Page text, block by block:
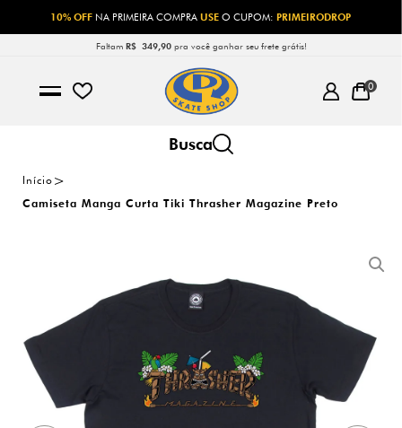
10% OFF NA PRIMEIRA COMPRAUSEO CUPOM:PRIMEIRODROP
Faltam R$ 349,90pra você ganhar seu frete grátis!
0
Início
Camiseta Manga Curta Tiki Thrasher Magazine Preto